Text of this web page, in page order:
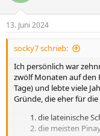
13. Juni 2024
socky7 schrieb:
Ich persönlich war
zwölf Monaten auf den
Tage) und lebte viele
Gründe, die eher für
die lateinische
die meisten